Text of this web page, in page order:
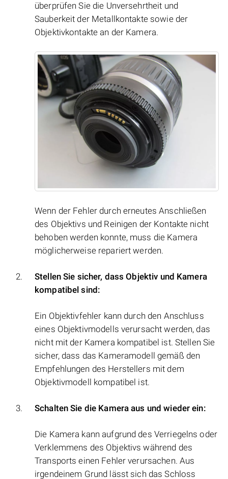
überprüfen Sie die Unversehrtheit und
Sauberkeit der Metallkontakte sowie der
Objektivkontakte an der Kamera.
Wenn der Fehler durch erneutes Anschließen
des Objektivs und Reinigen der Kontakte nicht
behoben werden konnte, muss die Kamera
möglicherweise repariert werden.
Stellen Sie sicher, dass Objektiv und Kamera
kompatibel sind:
Ein Objektivfehler kann durch den Anschluss
eines Objektivmodells verursacht werden, das
nicht mit der Kamera kompatibel ist. Stellen Sie
sicher, dass das Kameramodell gemäß den
Empfehlungen des Herstellers mit dem
Objektivmodell kompatibel ist.
Schalten Sie die Kamera aus und wieder ein:
Die Kamera kann aufgrund des Verriegelns oder
Verklemmens des Objektivs während des
Transports einen Fehler verursachen. Aus
irgendeinem Grund lässt sich das Schloss